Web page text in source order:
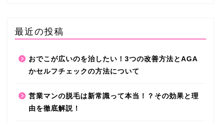
最近の投稿
おでこが広いのを治したい！3つの改善方法とAGA
かセルフチェックの方法について
営業マンの脱毛は新常識って本当！？その効果と理
由を徹底解説！